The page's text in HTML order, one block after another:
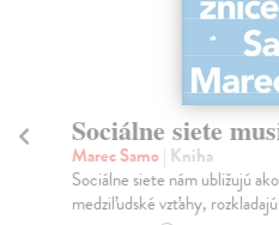
Sociálne siete
Marec Samo| Kniha
Sociálne siete nám ubližujú
medziľudské vzťahy,